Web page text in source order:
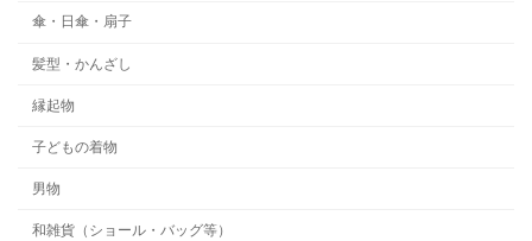
傘・日傘・扇子
髪型・かんざし
縁起物
子どもの着物
男物
和雑貨（ショール・バッグ等）